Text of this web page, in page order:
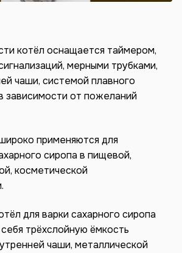
котёл оснащается таймером,
мерными трубками,
чаши, системой плавного
зависимости от пожеланий
применяются для
сиропа в пищевой,
косметической
для варки сахарного сиропа
трёхслойную ёмкость
чаши, металлической